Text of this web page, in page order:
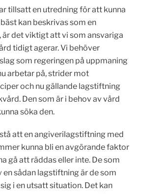
tillsatt en utredning för att kunna
kan beskrivas som en
det viktigt att vi som ansvariga
tidigt agerar. Vi behöver
som regeringen på uppmaning
arbetar på, strider mot
och nu gällande lagstiftning
Den som är i behov av vård
söka den.
att en angiverilagstiftning med
kunna bli en avgörande faktor
gå att räddas eller inte. De som
sådan lagstiftning är de som
i en utsatt situation. Det kan